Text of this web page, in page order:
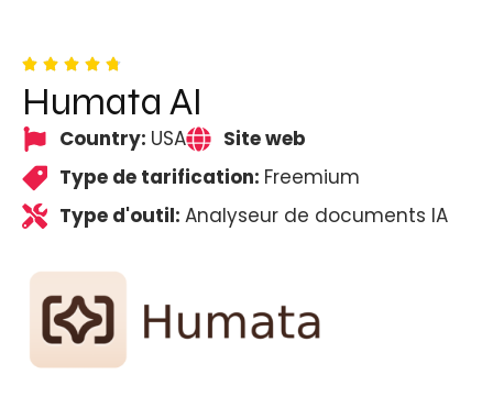
Humata AI
Country: USA
Site web
Type de tarification: Freemium
Type d'outil: Analyseur de documents IA